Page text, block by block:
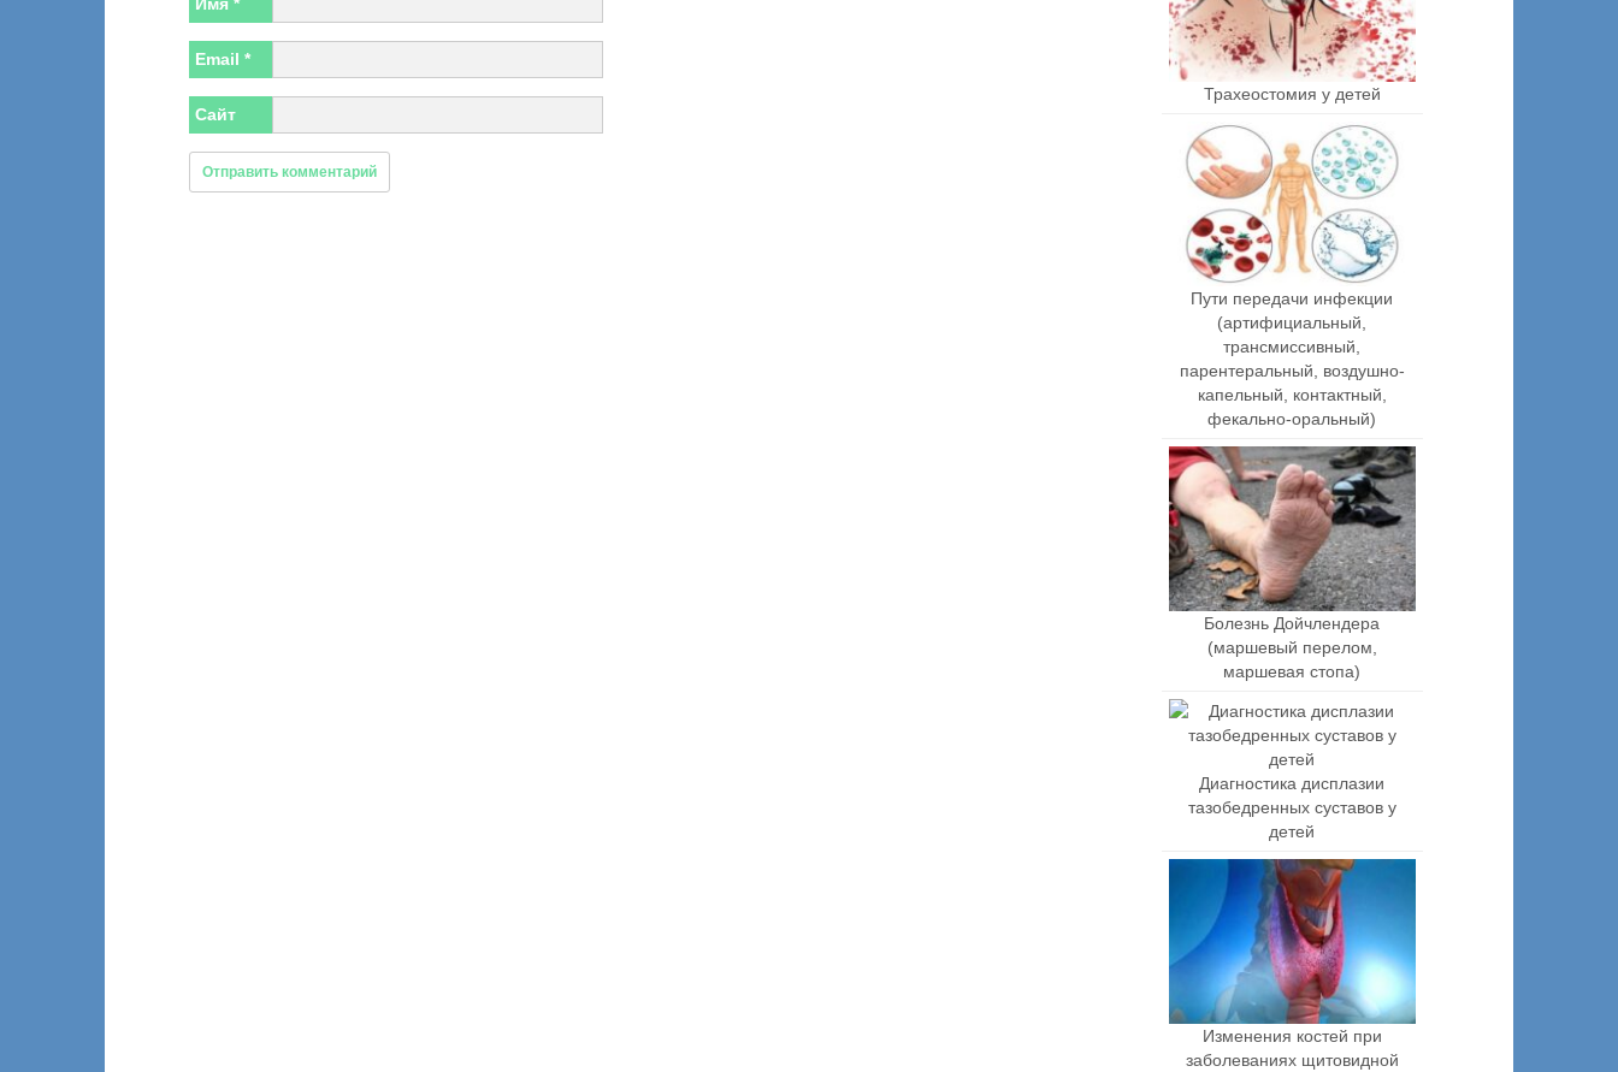
Email *
Сайт
Трахеостомия у детей
Пути передачи инфекции
(артифициальный,
трансмиссивный,
парентеральный, воздушно-
капельный, контактный,
фекально-оральный)
Болезнь Дойчлендера
(маршевый перелом,
маршевая стопа)
Диагностика дисплазии
тазобедренных суставов у
детей
Изменения костей при
заболеваниях щитовидной